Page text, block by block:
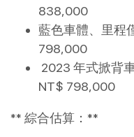
838,000
藍色車體、里程
798,000
2023 年式掀背
NT$ 798,000
** 綜合估算：**